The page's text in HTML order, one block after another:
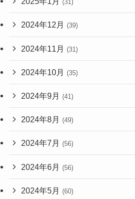
(31)
2024年12月 (39)
2024年11月 (31)
2024年10月 (35)
2024年9月 (41)
2024年8月 (49)
2024年7月 (56)
2024年6月 (56)
2024年5月 (60)